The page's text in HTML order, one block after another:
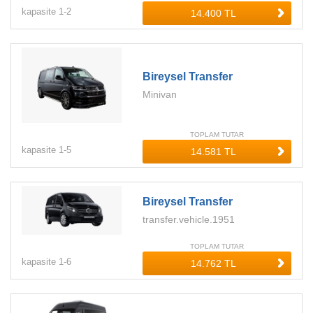
kapasite 1-2
Bireysel Transfer
Minivan
kapasite 1-5
TOPLAM TUTAR
Bireysel Transfer
transfer.vehicle.1951
kapasite 1-6
TOPLAM TUTAR